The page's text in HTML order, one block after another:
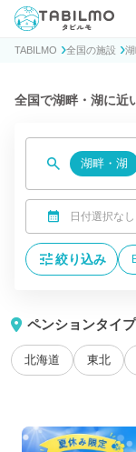
貸別荘コテージ・一棟貸
TABILMO 全国の施設
全国で湖畔・湖に近
湖畔・湖
日付選択なし
絞り込み
ペンションタイ
北海道 東北